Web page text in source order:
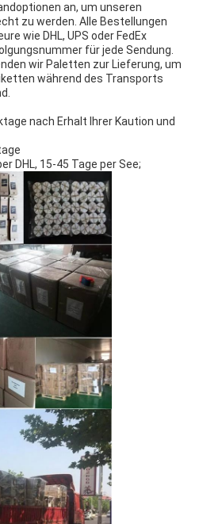
an, um unseren
zu werden. Alle Bestellungen
wie DHL, UPS oder FedEx
für jede Sendung.
wir Paletten zur Lieferung, um
während des Transports
nach Erhalt Ihrer Kaution und
DHL, 15-45 Tage per See;